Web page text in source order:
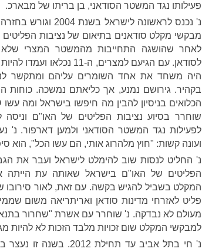
פעילותו נגד המשטר הסודאני, בן בריתו של מבארכ.
נ' נכנס לראשונה
מבקשי מקלט סודאנים בתיאום של נציבות
לאחר שהושגה התחייבות מהמשטר המצרי
לסודאן. עם הגיעם למצרים,
היה משחד את אחד השומרים עליהם ומתקשר
הכלואים בניסיון להבין מה חיפשו בישראל ומה
שוחרר בסיוע נציבות הפליטים של האו"ם וניסה
לפעילות נגד המשטר הסודאני ולמען דארפור. נ'
ועונה קשות: "חוץ מלהרוג אותי, הם עשו הכל", הוא
הפליטים של האו"ם בישראל שאותה עת הייתה
המקלט בשביל להגיש בקשה. עם זאת, לאור
פליט לאזרחי מדינות סודאן ואריתריאה משום
מעולם לא נבדקה. נ' שוחרר עם אשרת "שחרור
למבקשי המקלט שום זכויות מלבד הזכות לא להיות
נ' חי בתל אביב עד תחילת